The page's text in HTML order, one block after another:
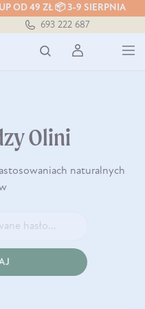
OD 49 ZŁ 📦 3-9 SIERPNIA
693 222 687
Olini
naturalnych